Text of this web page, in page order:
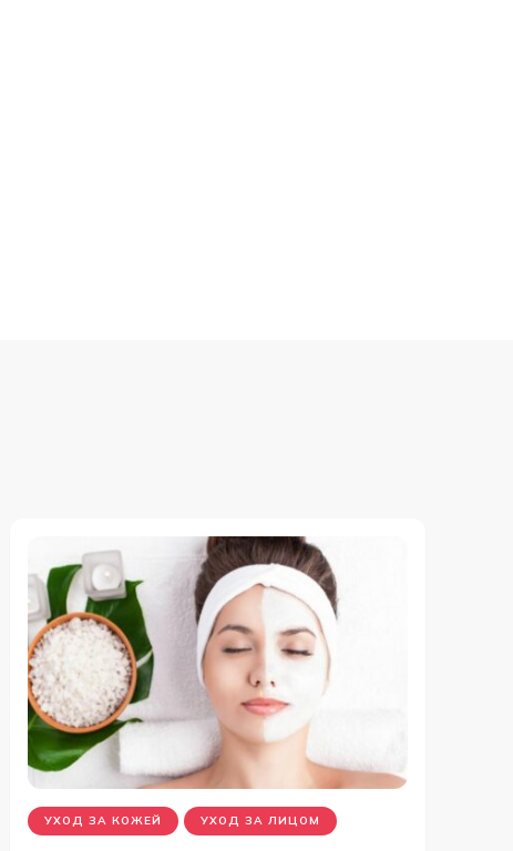
УХОД ЗА КОЖЕЙ УХОД ЗА ЛИЦОМ